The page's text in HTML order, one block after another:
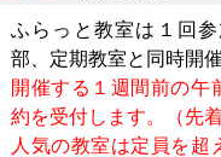
ふらっと教室は１回
部、定期教室と同時開催
開催する１週間前の午
約を受付します。（先着
人気の教室は定員を超